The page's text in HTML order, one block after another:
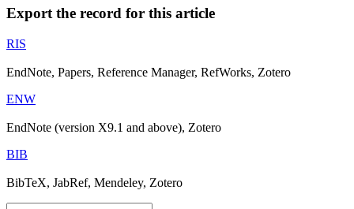
Export the record for this article
RIS
EndNote, Papers, Reference Manager, RefWorks, Zotero
ENW
EndNote (version X9.1 and above), Zotero
BIB
BibTeX, JabRef, Mendeley, Zotero